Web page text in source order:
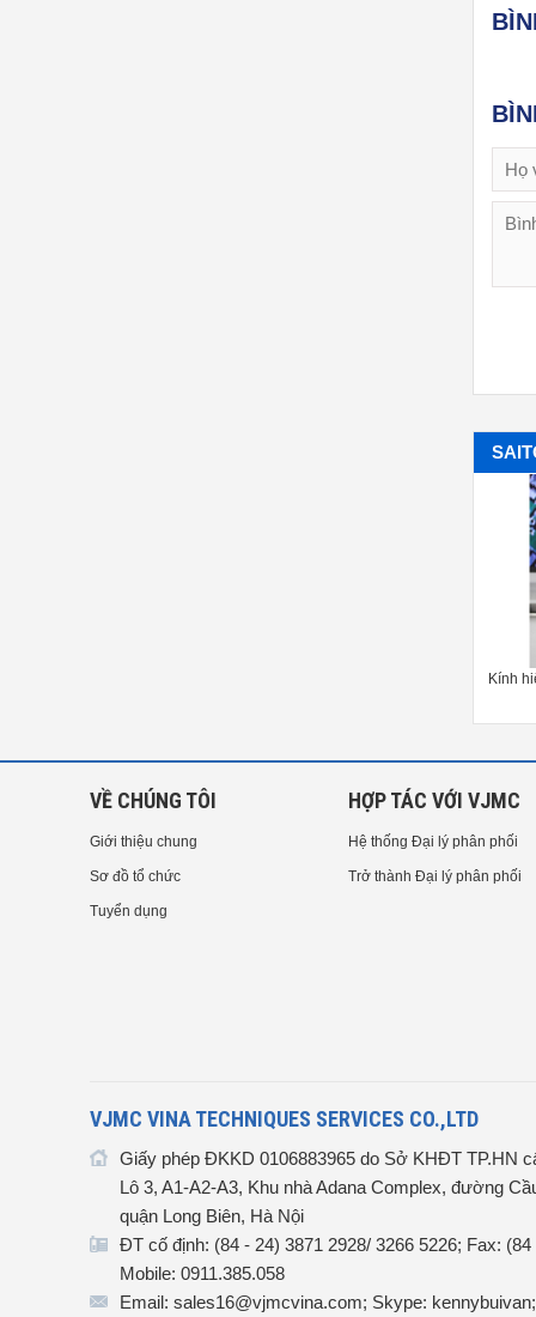
VỀ CHÚNG TÔI
Giới thiệu chung
Sơ đồ tổ chức
Tuyển dụng
HỢP TÁC VỚI VJMC
Hệ thống Đại lý phân phối
Trở thành Đại lý phân phối
VJMC VINA TECHNIQUES SERVICES CO.,LTD
Giấy phép ĐKKD 0106883965 do Sở KHĐT TP.HN
Lô 3, A1-A2-A3, Khu nhà Adana Complex, đường
quận Long Biên, Hà Nội
ĐT cố định: (84 - 24) 3871 2928/ 3266 5226; Fax:
Mobile: 0911.385.058
Email: sales16@vjmcvina.com; Skype: